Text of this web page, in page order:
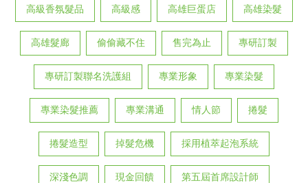
高級香氛髮品 高級感 高雄巨蛋店 高雄染髮
高雄髮廊 偷偷藏不住 售完為止 專研訂製
專研訂製聯名洗護組 專業形象 專業染髮
專業染髮推薦 專業溝通 情人節 捲髮
捲髮造型 掉髮危機 採用植萃起泡系統
深淺色調 現金回饋 第五屆首席設計師